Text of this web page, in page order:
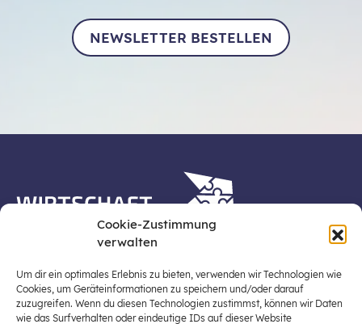
Cookie-Zustimmung
verwalten
Um dir ein optimales Erlebnis zu bieten, verwenden wir Technologien wie
Cookies, um Geräteinformationen zu speichern und/oder darauf
zuzugreifen. Wenn du diesen Technologien zustimmst, können wir Daten
wie das Surfverhalten oder eindeutige IDs auf dieser Website
NEWSLETTER BESTELLEN
Stiftung für Wirtschaftsbildung, Österreichs zentraler
Plattform für die Stärkung und Verbreiterung einer
lebensweltbezogenen und verantwortungsvollen